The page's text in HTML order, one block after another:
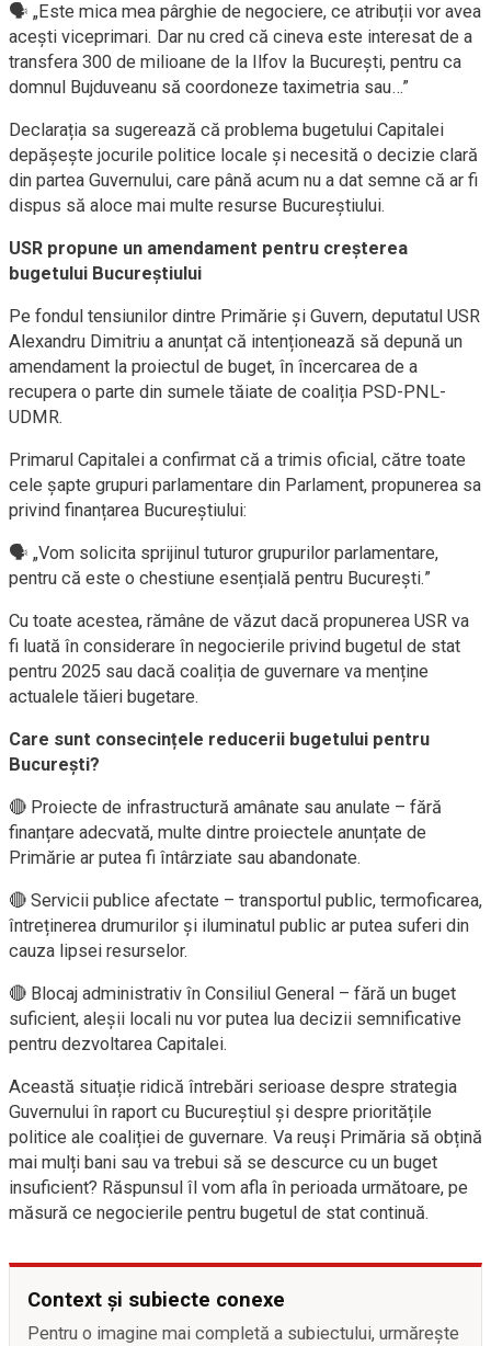
🗣 „Este mica mea pârghie de negociere, ce atribuții vor avea
acești viceprimari. Dar nu cred că cineva este interesat de a
transfera 300 de milioane de la Ilfov la București, pentru ca
domnul Bujduveanu să coordoneze taximetria sau…”
Declarația sa sugerează că problema bugetului Capitalei
depășește jocurile politice locale și necesită o decizie clară
din partea Guvernului, care până acum nu a dat semne că ar fi
dispus să aloce mai multe resurse Bucureștiului.
USR propune un amendament pentru creșterea
bugetului Bucureștiului
Pe fondul tensiunilor dintre Primărie și Guvern, deputatul USR
Alexandru Dimitriu a anunțat că intenționează să depună un
amendament la proiectul de buget, în încercarea de a
recupera o parte din sumele tăiate de coaliția PSD-PNL-
UDMR.
Primarul Capitalei a confirmat că a trimis oficial, către toate
cele șapte grupuri parlamentare din Parlament, propunerea sa
privind finanțarea Bucureștiului:
🗣 „Vom solicita sprijinul tuturor grupurilor parlamentare,
pentru că este o chestiune esențială pentru București.”
Cu toate acestea, rămâne de văzut dacă propunerea USR va
fi luată în considerare în negocierile privind bugetul de stat
pentru 2025 sau dacă coaliția de guvernare va menține
actualele tăieri bugetare.
Care sunt consecințele reducerii bugetului pentru
București?
🔴 Proiecte de infrastructură amânate sau anulate – fără
finanțare adecvată, multe dintre proiectele anunțate de
Primărie ar putea fi întârziate sau abandonate.
🔴 Servicii publice afectate – transportul public, termoficarea,
întreținerea drumurilor și iluminatul public ar putea suferi din
cauza lipsei resurselor.
🔴 Blocaj administrativ în Consiliul General – fără un buget
suficient, aleșii locali nu vor putea lua decizii semnificative
pentru dezvoltarea Capitalei.
Această situație ridică întrebări serioase despre strategia
Guvernului în raport cu Bucureștiul și despre prioritățile
politice ale coaliției de guvernare. Va reuși Primăria să obțină
mai mulți bani sau va trebui să se descurce cu un buget
insuficient? Răspunsul îl vom afla în perioada următoare, pe
măsură ce negocierile pentru bugetul de stat continuă.
Context și subiecte conexe
Pentru o imagine mai completă a subiectului, urmărește